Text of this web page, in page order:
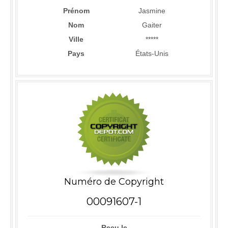
Prénom
Jasmine
Nom
Gaiter
Ville
*****
Pays
États-Unis
Numéro de Copyright
00091607-1